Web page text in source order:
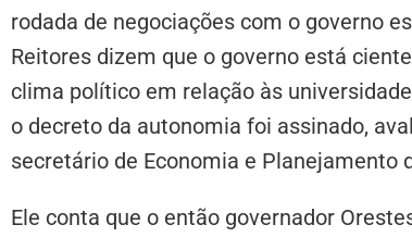
rodada de negociações com o governo
Reitores dizem que o governo está
clima político em relação às
o decreto da autonomia foi assinado,
secretário de Economia e Planejamento
Ele conta que o então governador